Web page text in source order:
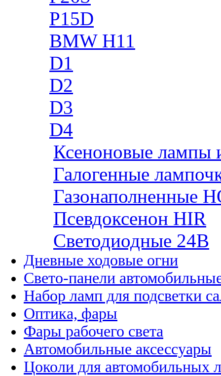
P15D
BMW H11
D1
D2
D3
D4
Ксеноновые лампы
Галогенные
Газонаполненные
Псевдоксенон HIR
Cветодиодные 24B
Дневные ходовые огни
Свето-панели
Набор ламп для подсветки
Оптика, фары
Фары рабочего света
Автомобильные аксессуары
Цоколи для автомобильных